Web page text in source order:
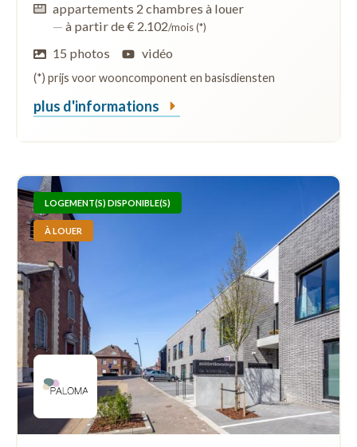
appartements 2 chambres à louer
— à partir de € 2.102/mois (*)
15 photos vidéo
(*) prijs voor wooncomponent en basisdiensten
plus d'informations
LOGEMENT(S) DISPONIBLE(S)
À LOUER